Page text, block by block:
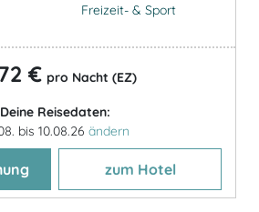
Freizeit- & Sport
€ pro Nacht (EZ)
Deine Reisedaten:
bis 10.08.26 ändern
zum Hotel